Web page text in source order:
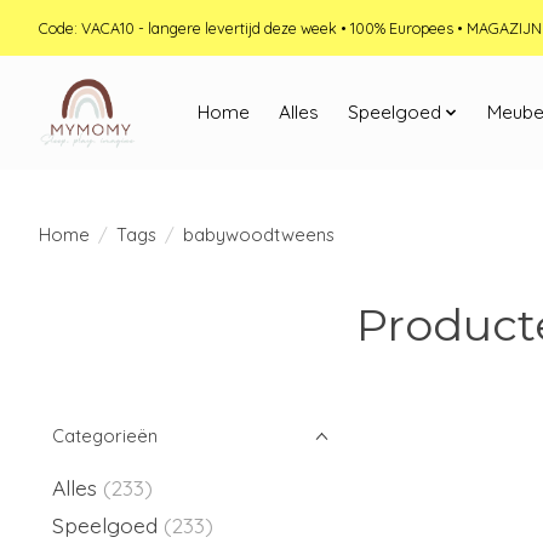
Code: VACA10 - langere levertijd deze week • 100% Europees • MAGAZIJN
Home Alles Speelgoed
Home / Tags / babywoodtweens
Categorieën
Alles (233)
Speelgoed (233)